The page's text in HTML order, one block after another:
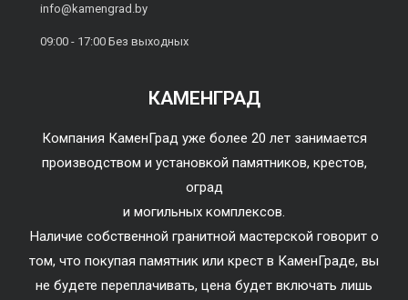
info@kamengrad.by
09:00 - 17:00 Без выходных
КАМЕНГРАД
Компания КаменГрад уже более 20 лет занимается
производством и установкой памятников, крестов,
оград
и могильных комплексов.
Наличие собственной гранитной мастерской говорит о
том, что покупая памятник или крест в КаменГраде, вы
не будете переплачивать, цена будет включать лишь